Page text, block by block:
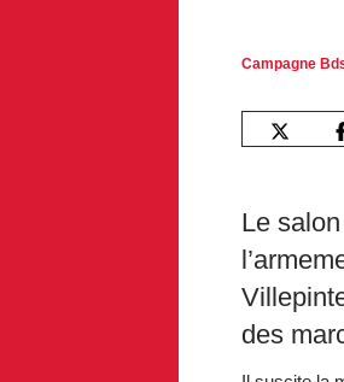
Campagne
Le
des